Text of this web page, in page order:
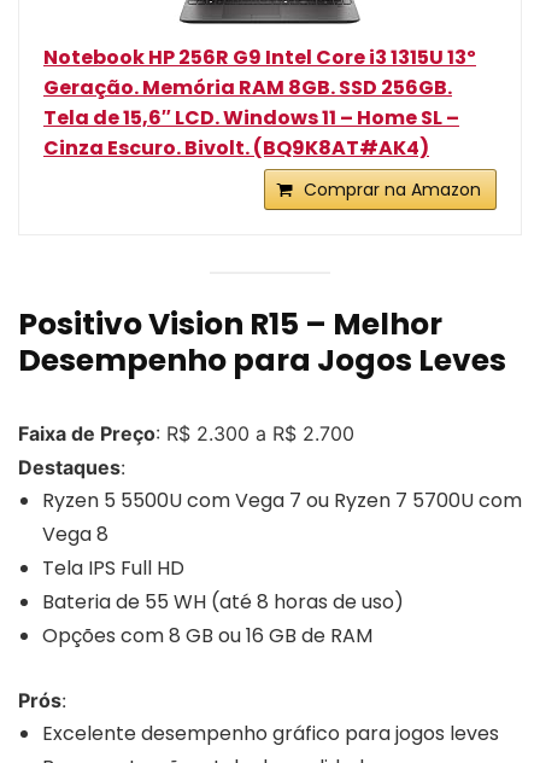
Notebook HP 256R G9 Intel Core i3 1315U 13º
Geração. Memória RAM 8GB. SSD 256GB.
Tela de 15,6″ LCD. Windows 11 – Home SL –
Cinza Escuro. Bivolt. (BQ9K8AT#AK4)
Comprar na Amazon
Positivo Vision R15 – Melhor
Desempenho para Jogos Leves
Faixa de Preço: R$ 2.300 a R$ 2.700
Destaques:
Ryzen 5 5500U com Vega 7 ou Ryzen 7 5700U com
Vega 8
Tela IPS Full HD
Bateria de 55 WH (até 8 horas de uso)
Opções com 8 GB ou 16 GB de RAM
Prós:
Excelente desempenho gráfico para jogos leves